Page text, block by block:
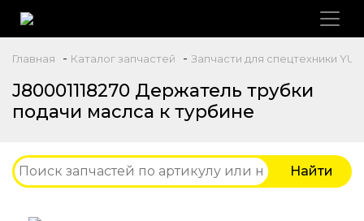
Главная - Каталог запчастей - Запчасти для спецтехники
J80001118270 Держатель трубки
подачи маслса к турбине